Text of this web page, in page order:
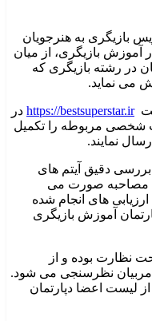
بازیگری به هنرجویان
آموزش بازیگری، از میان
در رشته بازیگری که
می نماید.
https://bestsuperstar.ir در
مربوطه را تکمیل
نمایند.
دقیق آیتم های
مصاحبه صورت می
های انجام شده
آموزش بازیگری
نظارت بوده و از
مربیان نظرسنجی می شود.
لیست اعضا دپارتمان